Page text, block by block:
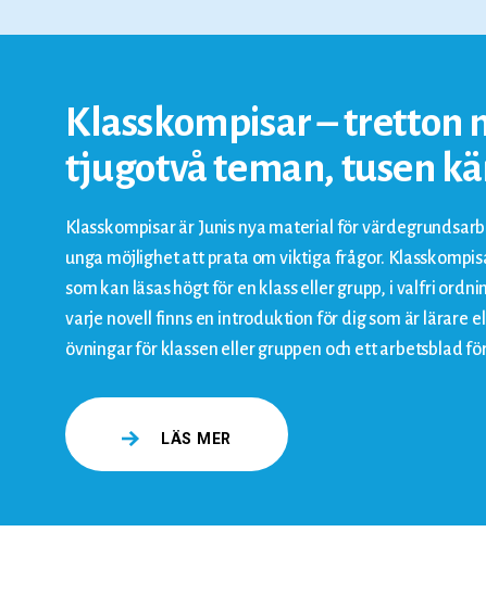
Klasskompisar – tretton
tjugotvå teman, tusen
Klasskompisar är Junis nya material för
unga möjlighet att prata om viktiga frågor.
som kan läsas högt för en klass eller grupp, i valfri
varje novell finns en introduktion för dig som är lärare
övningar för klassen eller gruppen och ett arbetsblad
LÄS MER